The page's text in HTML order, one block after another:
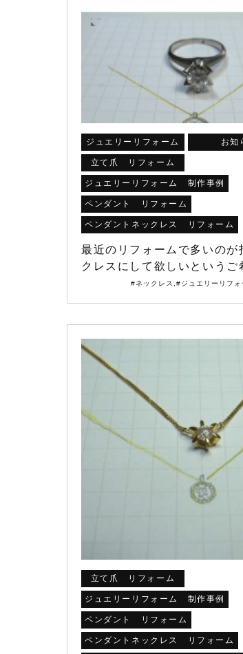
ジュエリーリフォーム お知
立て爪 リフォーム
ジュエリーリフォーム 制作事例
ペンダント リフォーム
ペンダントネックレス リフォーム
最近のリフォームで多いのが
クレスにして欲しいというご
#ネックレス ,#ジュエリーリフォ
立て爪 リフォーム
ジュエリーリフォーム 制作事例
ペンダント リフォーム
ペンダントネックレス リフォーム